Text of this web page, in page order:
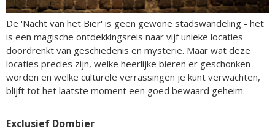
De 'Nacht van het Bier' is geen gewone stadswandeling - het
is een magische ontdekkingsreis naar vijf unieke locaties
doordrenkt van geschiedenis en mysterie. Maar wat deze
locaties precies zijn, welke heerlijke bieren er geschonken
worden en welke culturele verrassingen je kunt verwachten,
blijft tot het laatste moment een goed bewaard geheim.
Exclusief Dombier